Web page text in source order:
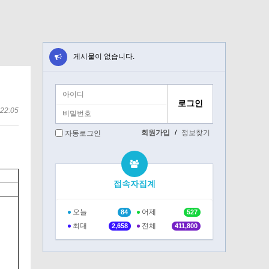
게시물이 없습니다.
자동로그인 회원가입 / 정보찾기
접속자집계
오늘 84 어제 527
최대 2,658 전체 411,800